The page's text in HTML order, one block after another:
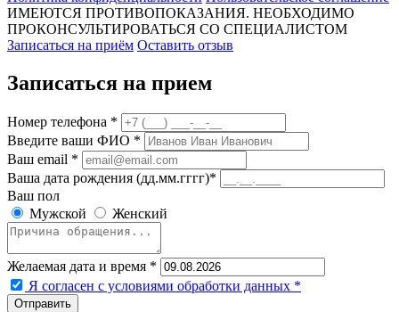
ИМЕЮТСЯ ПРОТИВОПОКАЗАНИЯ. НЕОБХОДИМО
ПРОКОНСУЛЬТИРОВАТЬСЯ СО СПЕЦИАЛИСТОМ
Записаться на приём Оставить отзыв
Записаться на прием
Номер телефона *
Введите ваши ФИО *
Ваш email *
Ваша дата рождения (дд.мм.гггг)*
Ваш пол
Мужской
Женский
Желаемая дата и время *
Я согласен с условиями обработки данных *